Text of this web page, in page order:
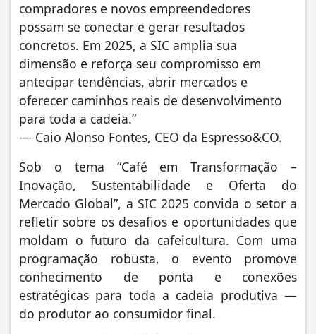
compradores e novos empreendedores
possam se conectar e gerar resultados
concretos. Em 2025, a SIC amplia sua
dimensão e reforça seu compromisso em
antecipar tendências, abrir mercados e
oferecer caminhos reais de desenvolvimento
para toda a cadeia.”
— Caio Alonso Fontes, CEO da Espresso&CO.
Sob o tema “Café em Transformação –
Inovação, Sustentabilidade e Oferta do
Mercado Global”, a SIC 2025 convida o setor a
refletir sobre os desafios e oportunidades que
moldam o futuro da cafeicultura. Com uma
programação robusta, o evento promove
conhecimento de ponta e conexões
estratégicas para toda a cadeia produtiva —
do produtor ao consumidor final.